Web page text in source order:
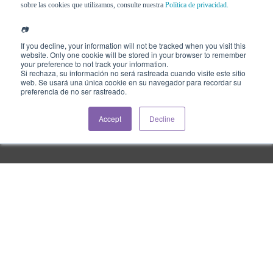
sobre las cookies que utilizamos, consulte nuestra Política de privacidad.
📷
If you decline, your information will not be tracked when you visit this
website. Only one cookie will be stored in your browser to remember
your preference to not track your information.
Si rechaza, su información no será rastreada cuando visite este sitio
web. Se usará una única cookie en su navegador para recordar su
preferencia de no ser rastreado.
Accept Decline